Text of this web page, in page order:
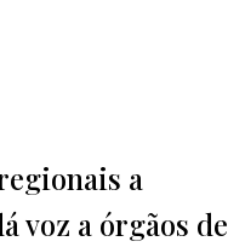
a
voz a órgãos de